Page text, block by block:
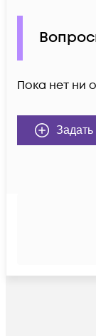
Пока нет ни